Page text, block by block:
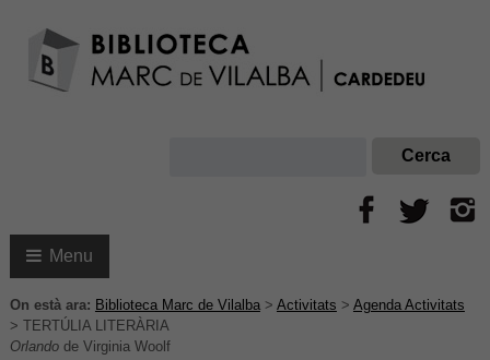
Menu
On està ara: Biblioteca Marc de Vilalba> Activitats > Agenda Activitats
> TERTÚLIA LITERÀRIA
Orlandode Virginia Woolf